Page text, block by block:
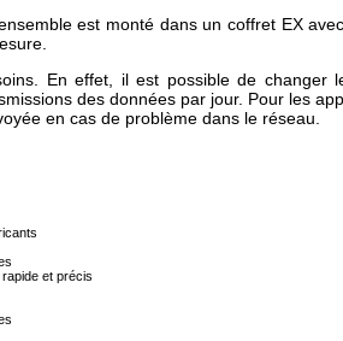
est monté dans un coffret EX
En effet, il est possible de changer
des données par jour. Pour les
en cas de problème dans le réseau.
et précis